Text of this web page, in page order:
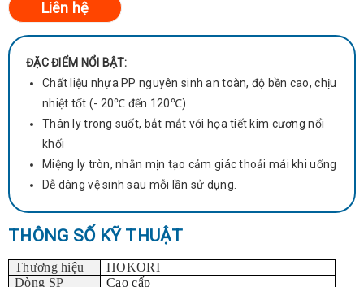
ĐẶC ĐIỂM NỔI BẬT:
Chất liệu nhựa PP nguyên sinh an toàn, độ bền cao, chịu
nhiệt tốt (- 20℃ đến 120℃)
Thân ly trong suốt, bắt mắt với họa tiết kim cương nổi
khối
Miệng ly tròn, nhẵn mịn tạo cảm giác thoải mái khi uống
Dễ dàng vệ sinh sau mỗi lần sử dụng.
THÔNG SỐ KỸ THUẬT
Thương hiệu
HOKORI
Dòng SP
Cao cấp